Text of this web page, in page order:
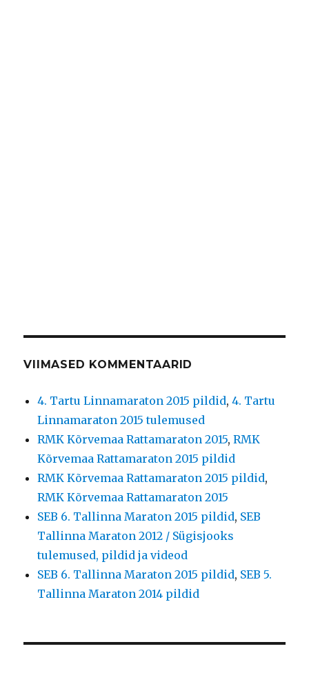
VIIMASED KOMMENTAARID
4. Tartu Linnamaraton 2015 pildid,4. Tartu
Linnamaraton 2015 tulemused
RMK Kõrvemaa Rattamaraton 2015,RMK
Kõrvemaa Rattamaraton 2015 pildid
RMK Kõrvemaa Rattamaraton 2015 pildid,
RMK Kõrvemaa Rattamaraton 2015
SEB 6. Tallinna Maraton 2015 pildid, SEB
Tallinna Maraton 2012 / Sügisjooks
tulemused, pildid ja videod
SEB 6. Tallinna Maraton 2015 pildid, SEB 5.
Tallinna Maraton 2014 pildid